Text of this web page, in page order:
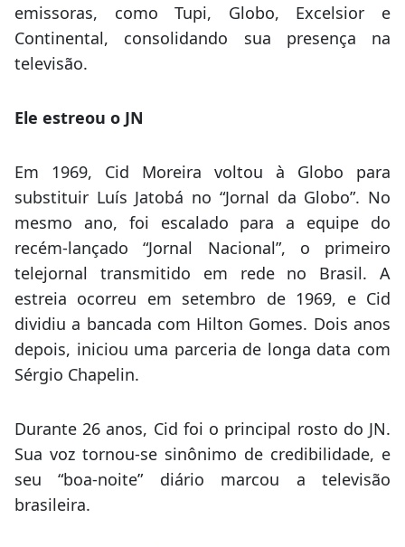
emissoras, como Tupi, Globo, Excelsior e
Continental, consolidando sua presença na
televisão.
Ele estreou o JN
Em 1969, Cid Moreira voltou à Globo para
substituir Luís Jatobá no “Jornal da Globo”. No
mesmo ano, foi escalado para a equipe do
recém-lançado “Jornal Nacional”, o primeiro
telejornal transmitido em rede no Brasil. A
estreia ocorreu em setembro de 1969, e Cid
dividiu a bancada com Hilton Gomes. Dois anos
depois, iniciou uma parceria de longa data com
Sérgio Chapelin.
Durante 26 anos, Cid foi o principal rosto do JN.
Sua voz tornou-se sinônimo de credibilidade, e
seu “boa-noite” diário marcou a televisão
brasileira.